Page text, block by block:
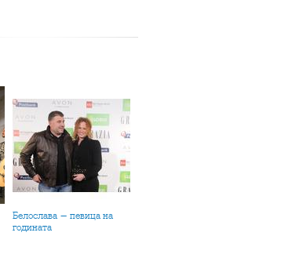
Белослава - певица на
годината